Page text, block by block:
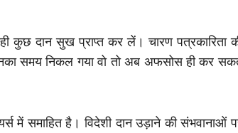
कुछ दान सुख प्राप्त कर लें। चारण पत्रकारिता
समय निकल गया वो तो अब अफसोस ही कर
में समाहित है। विदेशी दान उड़ाने की संभवानाओं